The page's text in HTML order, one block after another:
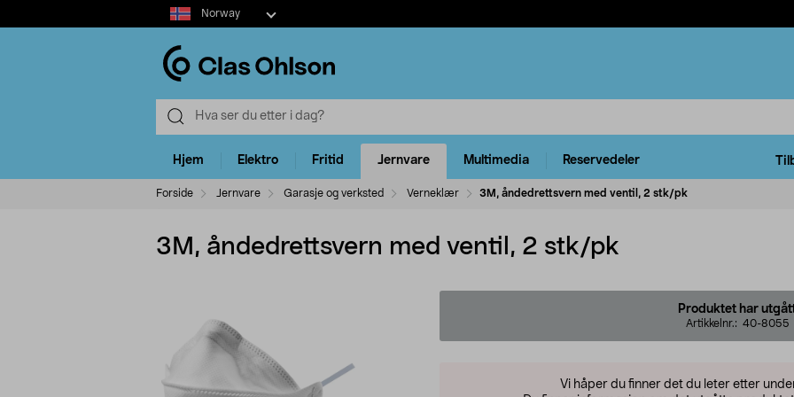
Select
market
Norway
Hjem Elektro Fritid Jernvare Multimedia Reservedeler
Forside Jernvare Garasje og verksted Verneklær 3M, åndedrettsvern med ventil, 2 stk/pk
3M, åndedrettsvern med ventil, 2 stk/pk
Produktet har
Artikkelnr.: 40-8055
Vi håper du finner det du leter etter